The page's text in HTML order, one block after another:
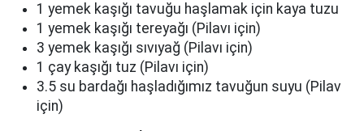
1 yemek kaşığı tavuğu haşlamak için kaya tuzu
1 yemek kaşığı tereyağı (Pilavı için)
3 yemek kaşığı sıvıyağ (Pilavı için)
1 çay kaşığı tuz (Pilavı için)
3.5 su bardağı haşladığımız tavuğun suyu (Pilav
için)